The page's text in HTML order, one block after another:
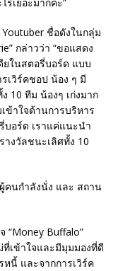
ชื่อดังในกลุ่ม
กล่าวว่า “ขอแสดง
ในสตอรี่บอร์ด แบบ
เวิร์คชอป น้อง ๆ มี
10 ทีม น้องๆ เก่งมาก
ข้าใจด้านการบริหาร
บอร์ด เราแค่แนะนำ
งวัลชนะเลิศทั้ง 10
“Money Buffalo”
ที่เข้าใจและมีมุมมองที่ดี
นี้ และจากการเวิร์ค